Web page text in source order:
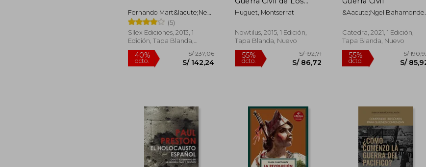
Fernando Mart&Iacute;Nez
Hern&Aacute;Ndez
(5)
Sílex Ediciones, 2013, 1
Edición, Tapa Blanda,
Nuevo
Estados Unidos
Huguet, Montserrat
Nowtilus, 2015, 1 Edición,
Tapa Blanda, Nuevo
&Aacute;Ngel Bahamonde;
Manuela Aroca Mohedano;
Javier Cervera Gil; Matilde
Eiroa San Francisco; Arturo
Garc&Iacute;A
&Aacute;Lvarez-Coque;
Catedra, 2021, 1 Edición,
Tapa Blanda, Nuevo